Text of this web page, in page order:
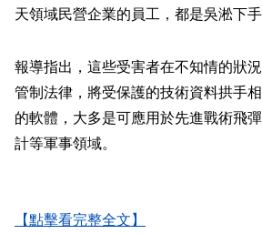
天領域民營企業的員工，都是吳淞下手
報導指出，這些受害者在不知情的狀
管制法律，將受保護的技術資料拱手
的軟體，大多是可應用於先進戰術飛
計等軍事領域。
【點擊看完整全文】